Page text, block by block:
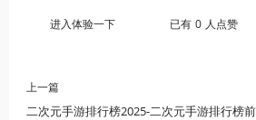
进入体验一下 已有 0 人点赞
上一篇